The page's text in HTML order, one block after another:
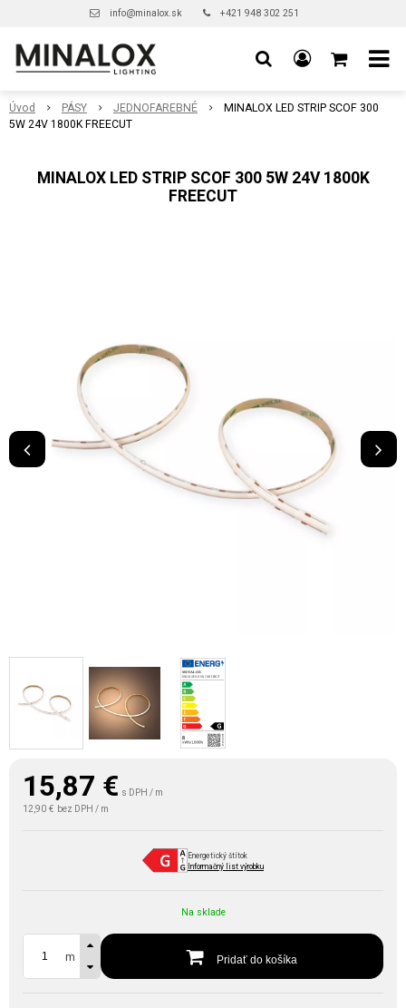
info@minalox.sk +421 948 302 251
Úvod PÁSY JEDNOFAREBNÉ
MINALOX LED STRIP SCOF 300
5W 24V 1800K FREECUT
MINALOX LED STRIP SCOF 300 5W 24V 1800K
FREECUT
15,87 € s DPH / m
12,90 € bez DPH / m
Energetický štítok
Informačný list výrobku
Na sklade
m Pridať do košíka